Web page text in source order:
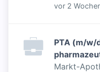
Veröffentlicht
vor 2
PTA (m/w/
Markt-